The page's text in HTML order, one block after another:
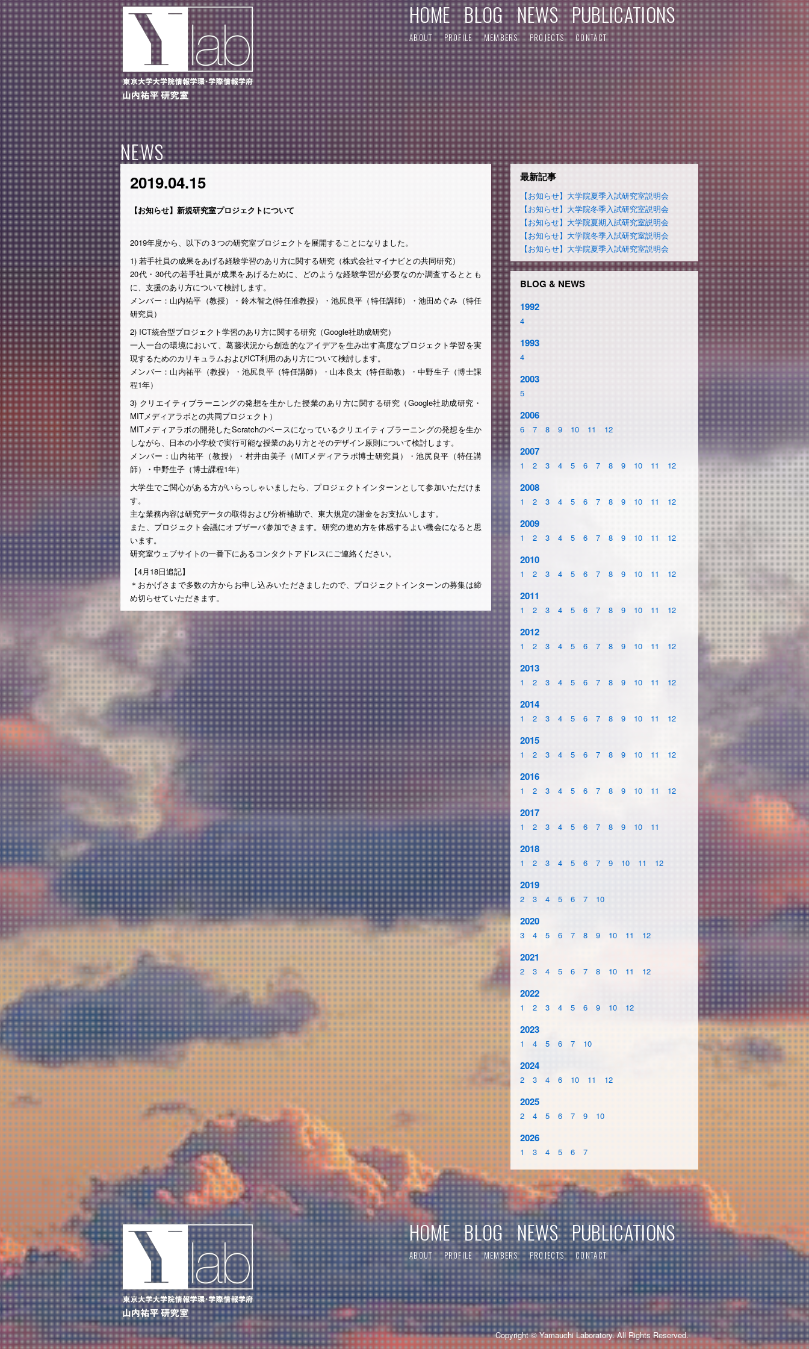
HOME BLOG NEWS PUBLICATIONS
ABOUT PROFILE MEMBERS PROJECTS CONTACT
NEWS
2019.04.15
【お知らせ】新規研究室プロジェクトについて
2019年度から、以下の３つの研究室プロジェクトを展開することになりました。
1) 若手社員の成果をあげる経験学習のあり方に関する研究（株式会社マイナビとの共同研究）
20代・30代の若手社員が成果をあげるために、どのような経験学習が必要なのか調査するととも
に、支援のあり方について検討します。
メンバー：山内祐平（教授）・鈴木智之(特任准教授）・池尻良平（特任講師）・池田めぐみ（特任
研究員）
2) ICT統合型プロジェクト学習のあり方に関する研究（Google社助成研究）
一人一台の環境において、葛藤状況から創造的なアイデアを生み出す高度なプロジェクト学習を実
現するためのカリキュラムおよびICT利用のあり方について検討します。
メンバー：山内祐平（教授）・池尻良平（特任講師）・山本良太（特任助教）・中野生子（博士課
程1年）
3) クリエイティブラーニングの発想を生かした授業のあり方に関する研究（Google社助成研究・
MITメディアラボとの共同プロジェクト）
MITメディアラボの開発したScratchのベースになっているクリエイティブラーニングの発想を生か
しながら、日本の小学校で実行可能な授業のあり方とそのデザイン原則について検討します。
メンバー：山内祐平（教授）・村井由美子（MITメディアラボ博士研究員）・池尻良平（特任講
師）・中野生子（博士課程1年）
大学生でご関心がある方がいらっしゃいましたら、プロジェクトインターンとして参加いただけま
す。
主な業務内容は研究データの取得および分析補助で、東大規定の謝金をお支払いします。
また、プロジェクト会議にオブザーバ参加できます。研究の進め方を体感するよい機会になると思
います。
研究室ウェブサイトの一番下にあるコンタクトアドレスにご連絡ください。
【4月18日追記】
＊おかげさまで多数の方からお申し込みいただきましたので、プロジェクトインターンの募集は締
め切らせていただきます。
最新記事
【お知らせ】大学院夏季入試研究室説明会
【お知らせ】大学院冬季入試研究室説明会
【お知らせ】大学院夏期入試研究室説明会
【お知らせ】大学院冬季入試研究室説明会
【お知らせ】大学院夏季入試研究室説明会
BLOG & NEWS
1992
4
1993
4
2003
5
2006
6 7 8 9 10 11 12
2007
1 2 3 4 5 6 7 8 9 10 11 12
2008
1 2 3 4 5 6 7 8 9 10 11 12
2009
1 2 3 4 5 6 7 8 9 10 11 12
2010
1 2 3 4 5 6 7 8 9 10 11 12
2011
1 2 3 4 5 6 7 8 9 10 11 12
2012
1 2 3 4 5 6 7 8 9 10 11 12
2013
1 2 3 4 5 6 7 8 9 10 11 12
2014
1 2 3 4 5 6 7 8 9 10 11 12
2015
1 2 3 4 5 6 7 8 9 10 11 12
2016
1 2 3 4 5 6 7 8 9 10 11 12
2017
1 2 3 4 5 6 7 8 9 10 11
2018
1 2 3 4 5 6 7 9 10 11 12
2019
2 3 4 5 6 7 10
2020
3 4 5 6 7 8 9 10 11 12
2021
2 3 4 5 6 7 8 10 11 12
2022
1 2 3 4 5 6 9 10 12
2023
1 4 5 6 7 10
2024
2 3 4 6 10 11 12
2025
2 4 5 6 7 9 10
2026
1 3 4 5 6 7
HOME BLOG NEWS PUBLICATIONS
ABOUT PROFILE MEMBERS PROJECTS CONTACT
Copyright © Yamauchi Laboratory. All Rights Reserved.